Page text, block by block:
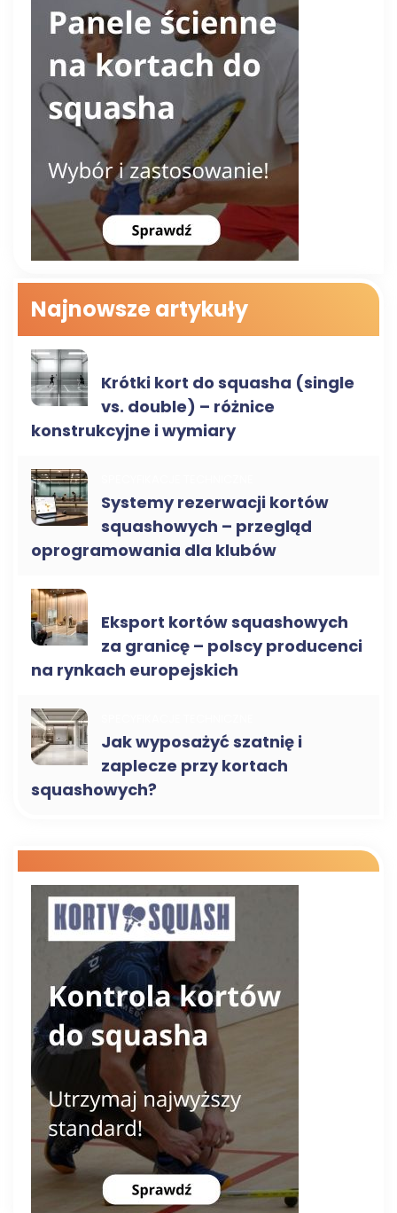
Najnowsze artykuły
Krótki kort do squasha (single
vs. double) – różnice
konstrukcyjne i wymiary
Systemy rezerwacji kortów
squashowych – przegląd
oprogramowania dla klubów
Eksport kortów squashowych
za granicę – polscy producenci
na rynkach europejskich
Jak wyposażyć szatnię i
zaplecze przy kortach
squashowych?